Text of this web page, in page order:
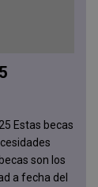
Estas becas
son los
a fecha del